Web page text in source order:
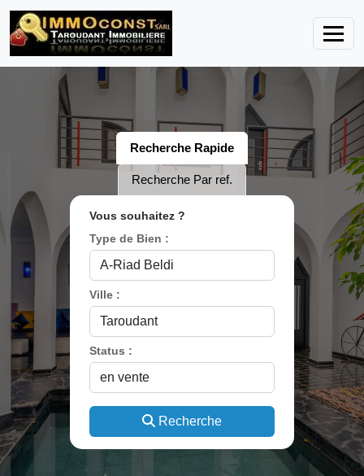
Recherche Rapide
Recherche Par ref.
Vous souhaitez ?
Type de Bien :
Ville :
Status :
Recherche